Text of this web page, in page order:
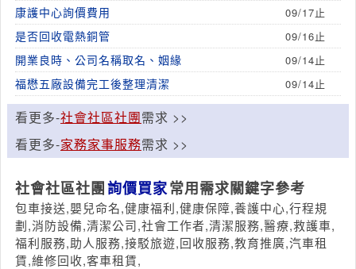
康護中心詢價費用 09/17止
是否回收電熱銅管 09/16止
開業良時、公司名稱取名、姻緣 09/14止
福懋五廠設備完工後整理清潔 09/14止
看更多-社會社區社團需求 >>
看更多-家務家事服務需求 >>
社會社區社團詢價買家常用需求關鍵字參考
包車接送,嬰兒命名,健康福利,健康保障,養護中心,行程規
劃,消防設備,清潔公司,社會工作者,清潔服務,醫療,救護車,
福利服務,助人服務,接駁旅遊,回收服務,教育推廣,汽車租
賃,維修回收,客車租賃,